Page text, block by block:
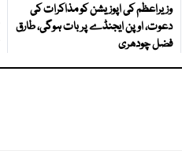
وزیراعظم کی اپوزیشن کو مذاکرات کی
دعوت، اوپن ایجنڈے پر بات ہوگی، طارق
فضل چودھری